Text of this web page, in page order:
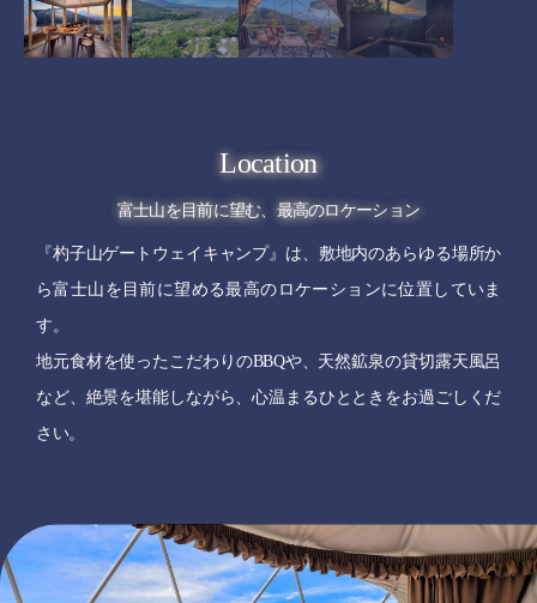
Location
富士山を目前に望む、最高のロケーション
『杓子山ゲートウェイキャンプ』は、敷地内のあらゆる場所か
ら富士山を目前に望める最高のロケーションに位置していま
す。
地元食材を使ったこだわりのBBQや、天然鉱泉の貸切露天風呂
など、絶景を堪能しながら、心温まるひとときをお過ごしくだ
さい。